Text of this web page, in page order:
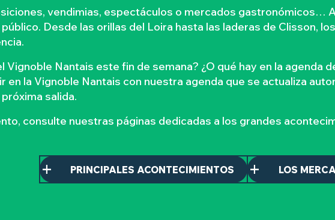
vendimias, espectáculos o mercados gastronómicos…
Desde las orillas del Loira hasta las laderas de Clisson,
Vignoble Nantais este fin de semana? ¿O qué hay en la agenda
en la Vignoble Nantais con nuestra agenda que se actualiza
salida.
consulte nuestras páginas dedicadas a los grandes
PRINCIPALES ACONTECIMIENTOS LOS